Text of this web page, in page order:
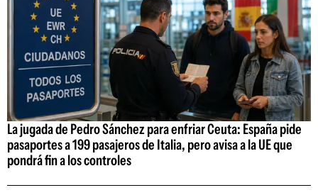
La jugada de Pedro Sánchez para enfriar Ceuta: España pide
pasaportes a 199 pasajeros de Italia, pero avisa a la UE que
pondrá fin a los controles